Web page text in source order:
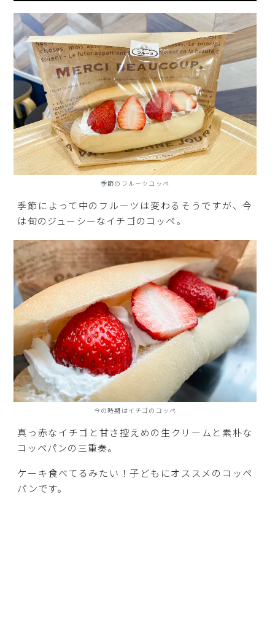
季節のフルーツコッペ
季節によって中のフルーツは変わるそうですが、今
は旬のジューシーなイチゴのコッペ。
今の時期はイチゴのコッペ
真っ赤なイチゴと甘さ控えめの生クリームと素朴な
コッペパンの三重奏。
ケーキ食べてるみたい！子どもにオススメのコッペ
パンです。